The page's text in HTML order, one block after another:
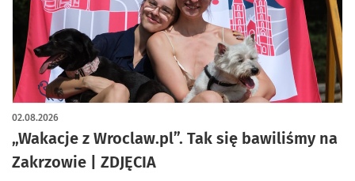
„Wakacje z Wroclaw.pl”. Tak się bawiliśmy na
Zakrzowie | ZDJĘCIA
02.08.2026
artykuł z galerią zdjęć